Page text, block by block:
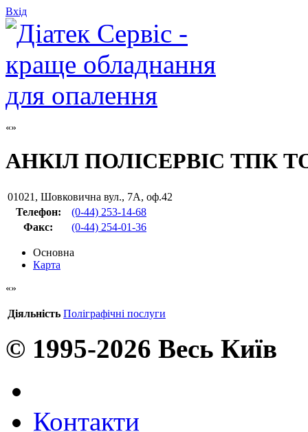
Вхід
АНКІЛ ПОЛІСЕРВІС ТПК
01021 , Шовковична вул., 7А, оф.42
Телефон:
(0-44) 253-14-68
Факс: (0-44) 254-01-36
Основна
Карта
Діяльність Поліграфічні послуги
© 1995-2026 Весь Київ
Контакти